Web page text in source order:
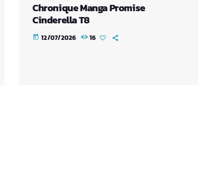
Chronique Manga Promise
Cinderella T8
today 12/07/2026 16